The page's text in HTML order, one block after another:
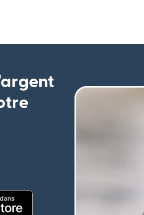
dans une nouvelle fenêtre)